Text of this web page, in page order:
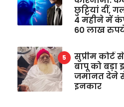
छुट्टियां दीं,
4 महीने में
60 लाख
सुप्रीम कोर्ट
बापू को बड़ा
जमानत देने
इनकार